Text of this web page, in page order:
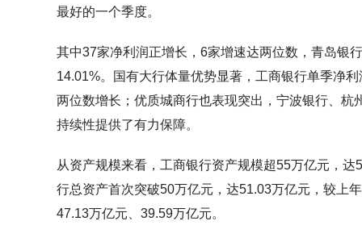
最好的一个季度。
其中37家净利润正增长，6家增速达两位数，青岛银
14.01%。国有大行体量优势显著，工商银行单季净
两位数增长；优质城商行也表现突出，宁波银行、杭
持续性提供了有力保障。
从资产规模来看，工商银行资产规模超55万亿元，
行总资产首次突破50万亿元，达51.03万亿元，较上
47.13万亿元、39.59万亿元。